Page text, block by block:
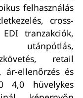
felhasználás
cross-
tranzakciók,
utánpótlás,
retail
ár-ellenőrzés és
4,0 hüvelykes